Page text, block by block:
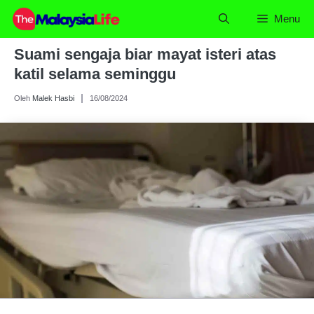
Skip
content
Menu
Suami sengaja biar mayat isteri atas
katil selama seminggu
Oleh Malek Hasbi 16/08/2024